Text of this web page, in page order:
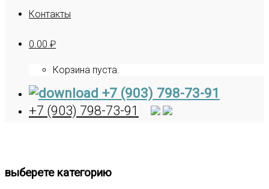
Контакты
0.00 ₽
Корзина пуста.
+7 (903) 798-73-91
+7 (903) 798-73-91
выберете категорию